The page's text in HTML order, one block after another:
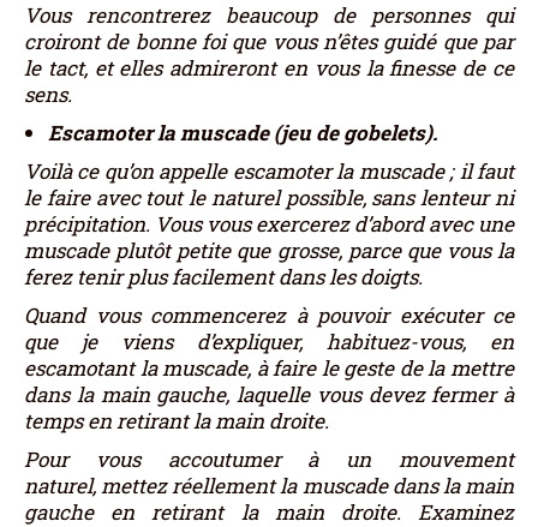
Vous rencontrerez beaucoup de personnes qui
croiront de bonne foi que vous n’êtes guidé que par
le tact, et elles admireront en vous la finesse de ce
sens.
Escamoter la muscade (jeu de gobelets).
Voilà ce qu’on appelle escamoter la muscade ; il faut
le faire avec tout le naturel possible, sans lenteur ni
précipitation. Vous vous exercerez d’abord avec une
muscade plutôt petite que grosse, parce que vous la
ferez tenir plus facilement dans les doigts.
Quand vous commencerez à pouvoir exécuter ce
que je viens d’expliquer, habituez-vous, en
escamotant la muscade, à faire le geste de la mettre
dans la main gauche, laquelle vous devez fermer à
temps en retirant la main droite.
Pour vous accoutumer à un mouvement
naturel, mettez réellement la muscade dans la main
gauche en retirant la main droite. Examinez